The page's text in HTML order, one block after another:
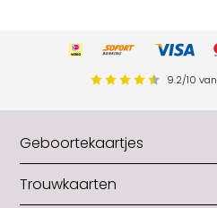
9.2/10 van
Geboortekaartjes
Geboortekaartjes
Trouwkaarten